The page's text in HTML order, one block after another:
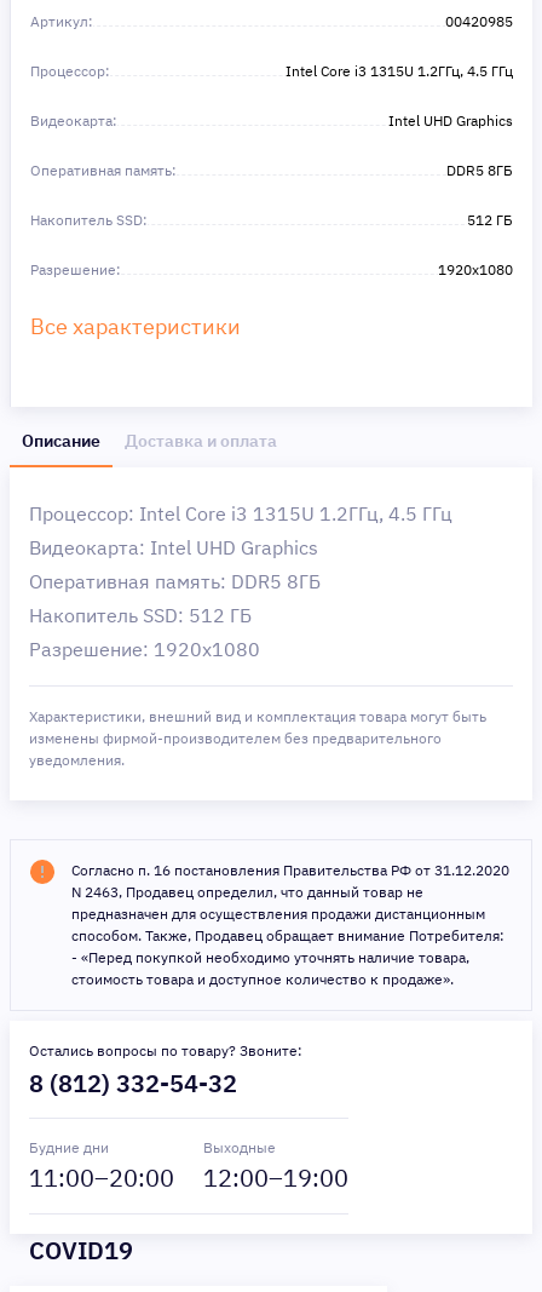
Артикул: 00420985
Процессор: Intel Core i3 1315U 1.2ГГц, 4.5 ГГц
Видеокарта: Intel UHD Graphics
Оперативная память: DDR5 8ГБ
Накопитель SSD: 512 ГБ
Разрешение: 1920x1080
Все характеристики
Описание Доставка и оплата
Процессор: Intel Core i3 1315U 1.2ГГц, 4.5 ГГц
Видеокарта: Intel UHD Graphics
Оперативная память: DDR5 8ГБ
Накопитель SSD: 512 ГБ
Разрешение: 1920x1080
Характеристики, внешний вид и комплектация товара могут быть
изменены фирмой-производителем без предварительного
уведомления.
Согласно п. 16 постановления Правительства РФ от 31.12.2020
N 2463, Продавец определил, что данный товар не
предназначен для осуществления продажи дистанционным
способом. Также, Продавец обращает внимание Потребителя:
- «Перед покупкой необходимо уточнять наличие товара,
стоимость товара и доступное количество к продаже».
Остались вопросы по товару? Звоните:
8 (812) 332-54-32
Будние дни
11:00–20:00
Выходные
12:00–19:00
COVID19